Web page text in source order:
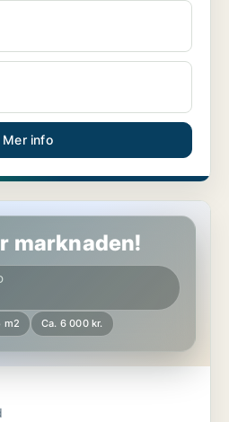
Mer info
marknaden!
m2 Ca. 6 000 kr.